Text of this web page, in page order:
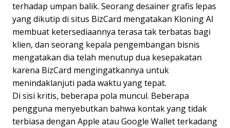
terhadap umpan balik. Seorang desainer grafis lepas
yang dikutip di situs BizCard mengatakan Kloning AI
membuat ketersediaannya terasa tak terbatas bagi
klien, dan seorang kepala pengembangan bisnis
mengatakan dia telah menutup dua kesepakatan
karena BizCard mengingatkannya untuk
menindaklanjuti pada waktu yang tepat.
Di sisi kritis, beberapa pola muncul. Beberapa
pengguna menyebutkan bahwa kontak yang tidak
terbiasa dengan Apple atau Google Wallet terkadang